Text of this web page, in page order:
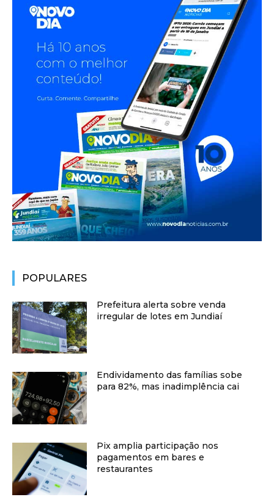
POPULARES
Prefeitura alerta sobre venda
irregular de lotes em Jundiaí
Endividamento das famílias sobe
para 82%, mas inadimplência cai
Pix amplia participação nos
pagamentos em bares e
restaurantes